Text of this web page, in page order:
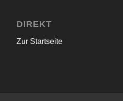
DIREKT
Zur Startseite